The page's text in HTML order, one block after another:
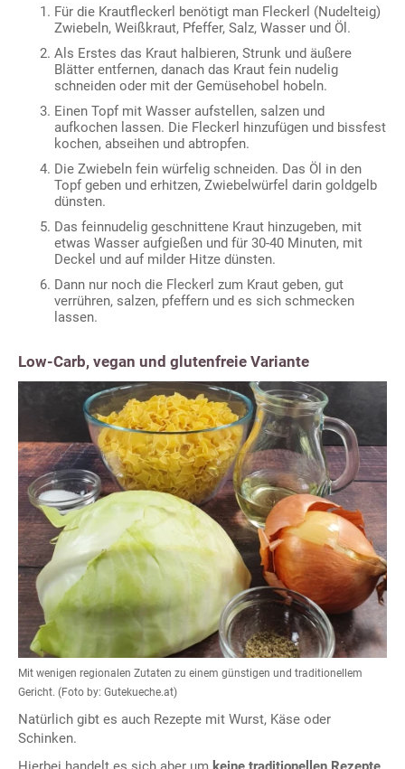
Für die Krautfleckerl benötigt man Fleckerl (Nudelteig)
Zwiebeln, Weißkraut, Pfeffer, Salz, Wasser und Öl.
Als Erstes das Kraut halbieren, Strunk und äußere
Blätter entfernen, danach das Kraut fein nudelig
schneiden oder mit der Gemüsehobel hobeln.
Einen Topf mit Wasser aufstellen, salzen und
aufkochen lassen. Die Fleckerl hinzufügen und bissfest
kochen, abseihen und abtropfen.
Die Zwiebeln fein würfelig schneiden. Das Öl in den
Topf geben und erhitzen, Zwiebelwürfel darin goldgelb
dünsten.
Das feinnudelig geschnittene Kraut hinzugeben, mit
etwas Wasser aufgießen und für 30-40 Minuten, mit
Deckel und auf milder Hitze dünsten.
Dann nur noch die Fleckerl zum Kraut geben, gut
verrühren, salzen, pfeffern und es sich schmecken
lassen.
Low-Carb, vegan und glutenfreie Variante
Mit wenigen regionalen Zutaten zu einem günstigen und traditionellem
Gericht. (Foto by: Gutekueche.at)
Natürlich gibt es auch Rezepte mit Wurst, Käse oder
Schinken.